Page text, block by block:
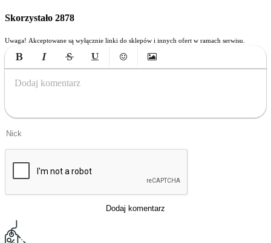
Skorzystało 2878
Uwaga! Akceptowane są wyłącznie linki do sklepów i innych ofert w ramach serwisu.
Bold Italic Strikethrough
UnderlineEmoticonsInsert Image
Dodaj komentarz
Dodaj komentarz